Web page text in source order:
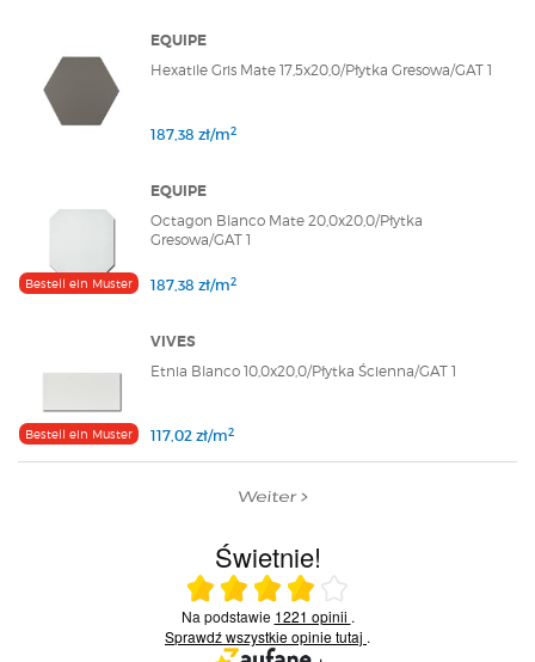
EQUIPE
Hexatile Gris Mate 17,5x20,0/Płytka Gresowa/GAT 1
187,38 zł/m2
Bestell ein Muster
EQUIPE
Octagon Blanco Mate 20,0x20,0/Płytka
Gresowa/GAT 1
187,38 zł/m2
Bestell ein Muster
VIVES
Etnia Blanco 10,0x20,0/Płytka Ścienna/GAT 1
117,02 zł/m2
Weiter
Świetnie!
Ocena średnia 4 na 5
Na podstawie 1221 opinii .
Sprawdź wszystkie opinietutaj .